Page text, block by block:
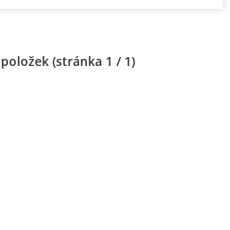
(stránka 1 / 1)